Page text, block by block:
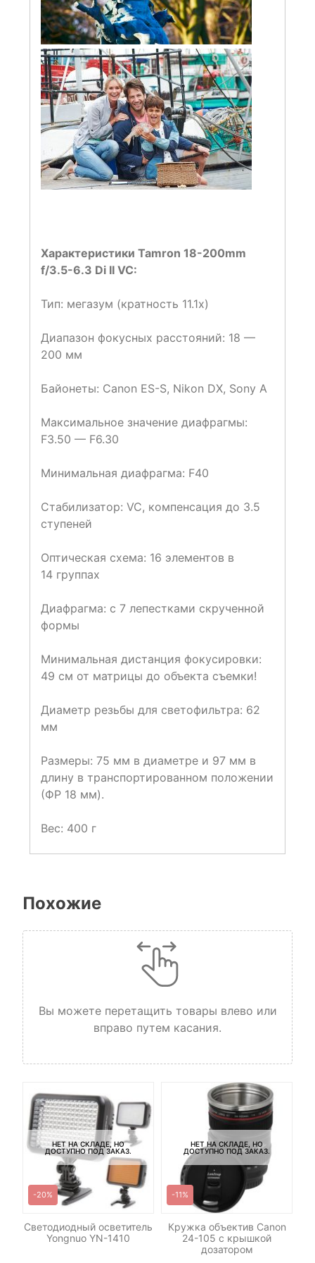
Характеристики Tamron 18-200mm
f/3.5-6.3 Di II VC:
Тип: мегазум (кратность 11.1х)
Диапазон фокусных расстояний: 18 —
200 мм
Байонеты: Canon ES-S, Nikon DX, Sony A
Максимальное значение диафрагмы:
F3.50 — F6.30
Минимальная диафрагма: F40
Стабилизатор: VC, компенсация до 3.5
ступеней
Оптическая схема: 16 элементов в
14 группах
Диафрагма: с 7 лепестками скрученной
формы
Минимальная дистанция фокусировки:
49 см от матрицы до объекта съемки!
Диаметр резьбы для светофильтра: 62
мм
Размеры: 75 мм в диаметре и 97 мм в
длину в транспортированном положении
(ФР 18 мм).
Вес: 400 г
Похожие
Вы можете перетащить товары влево или
вправо путем касания.
НЕТ НА СКЛАДЕ, НО
ДОСТУПНО ПОД ЗАКАЗ.
-20%
Светодиодный осветитель
Yongnuo YN-1410
НЕТ НА СКЛАДЕ, НО
ДОСТУПНО ПОД ЗАКАЗ.
-11%
Кружка объектив Canon
24-105 c крышкой
дозатором